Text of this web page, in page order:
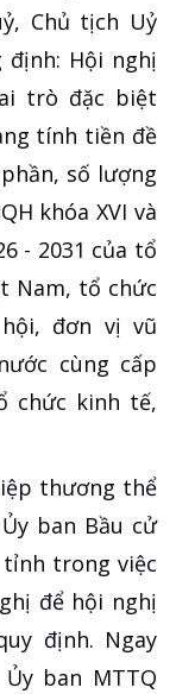
Chủ tịch Uỷ
định: Hội nghị
trò đặc biệt
tính tiền đề
số lượng
khóa XVI và
- 2031 của tổ
Nam, tổ chức
đơn vị vũ
cùng cấp
chức kinh tế,
thương thể
ban Bầu cử
trong việc
để hội nghị
định. Ngay
ban MTTQ